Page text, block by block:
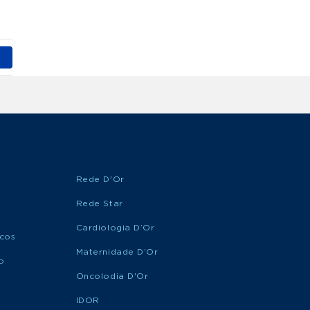
Rede D'Or
Rede Star
Cardiologia D’Or
Maternidade D’Or
Oncolodia D'Or
IDOR